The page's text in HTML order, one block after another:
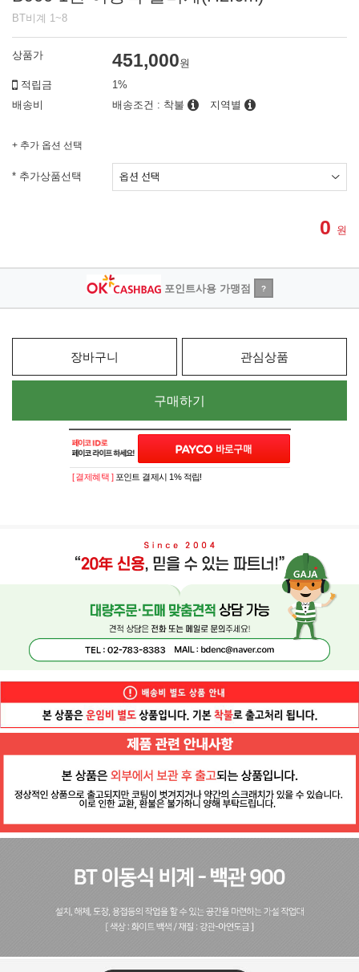
BT비계 1~8
상품가 451,000원
적립금
1%
배송비
배송조건 : 착불 지역별
+ 추가 옵션 선택
* 추가상품선택
0 원
포인트사용 가맹점 ?
장바구니 관심상품
구매하기
페이코 ID로 페
[ 결제혜택 ] 포인트 결제시 1% 적립!